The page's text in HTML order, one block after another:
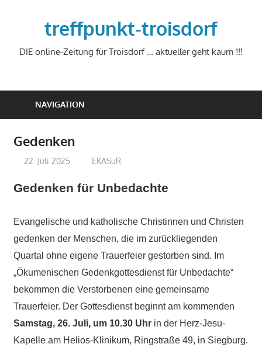
treffpunkt-troisdorf
DIE online-Zeitung für Troisdorf … aktueller geht kaum !!!
NAVIGATION
Gedenken
22. Juli 2025 treffpunkt
EKASuR
Gedenken für Unbedachte
Evangelische und katholische Christinnen und Christen
gedenken der Menschen, die im zurückliegenden
Quartal ohne eigene Trauerfeier gestorben sind. Im
„Ökumenischen Gedenkgottesdienst für Unbedachte“
bekommen die Verstorbenen eine gemeinsame
Trauerfeier. Der Gottesdienst beginnt am kommenden
Samstag, 26. Juli, um 10.30 Uhrin der Herz-Jesu-
Kapelle am Helios-Klinikum, Ringstraße 49, in Siegburg.